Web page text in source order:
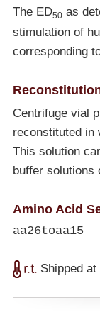
The ED50as
stimulation of
corresponding
Centrifuge vial
reconstituted in
This solution
buffer solutions
Amino Acid
aa26toaa15
Shipped at